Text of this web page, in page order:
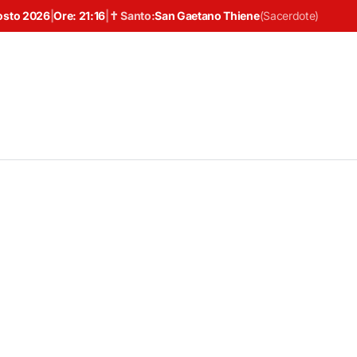
2026|Ore: 21:16 ✝ Santo:San Gaetano Thiene(Sacerdote)